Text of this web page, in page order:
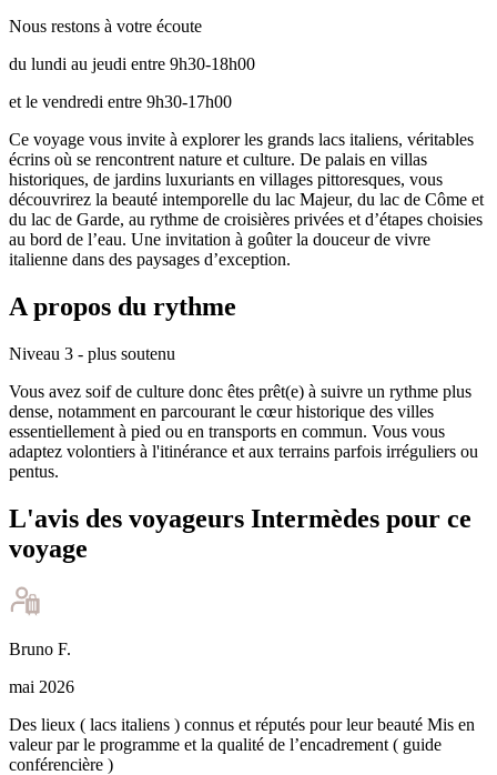
Nous restons à votre écoute
du lundi au jeudi entre 9h30-18h00
et le vendredi entre 9h30-17h00
Ce voyage vous invite à explorer les grands lacs italiens, véritables
écrins où se rencontrent nature et culture. De palais en villas
historiques, de jardins luxuriants en villages pittoresques, vous
découvrirez la beauté intemporelle du lac Majeur, du lac de Côme et
du lac de Garde, au rythme de croisières privées et d’étapes choisies
au bord de l’eau. Une invitation à goûter la douceur de vivre
italienne dans des paysages d’exception.
A propos du rythme
Niveau 3 - plus soutenu
Vous avez soif de culture donc êtes prêt(e) à suivre un rythme plus
dense, notamment en parcourant le cœur historique des villes
essentiellement à pied ou en transports en commun. Vous vous
adaptez volontiers à l'itinérance et aux terrains parfois irréguliers ou
pentus.
L'avis des voyageurs Intermèdes pour ce
voyage
Bruno F.
mai 2026
Des lieux ( lacs italiens ) connus et réputés pour leur beauté Mis en
valeur par le programme et la qualité de l’encadrement ( guide
conférencière )